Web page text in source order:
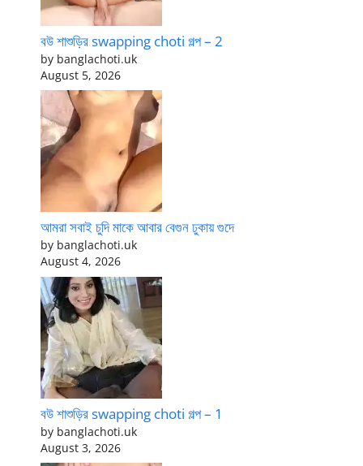
বউ শাশুড়ির swapping choti গল্প – 2
by banglachoti.uk
August 5, 2026
আমরা সবাই চুদি মাকে আবার বেগুন ঢুকায় গুদে
by banglachoti.uk
August 4, 2026
বউ শাশুড়ির swapping choti গল্প – 1
by banglachoti.uk
August 3, 2026